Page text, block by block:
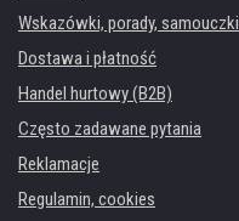
Wskazówki, porady, samouczki
Dostawa i płatność
Handel hurtowy (B2B)
Często zadawane pytania
Reklamacje
Regulamin, cookies